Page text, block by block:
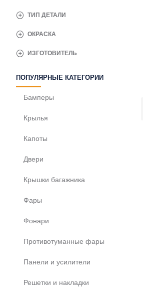
ОКРАСКА
ТИП ДЕТАЛИ
ИЗГОТОВИТЕЛЬ
ПОПУЛЯРНЫЕ КАТЕГОРИИ
Бамперы
Крылья
Капоты
Двери
Крышки багажника
Фары
Фонари
Противотуманные фары
Панели и усилители
Решетки и накладки